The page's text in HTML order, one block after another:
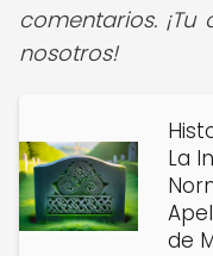
comentarios.
nosotros!
La
de